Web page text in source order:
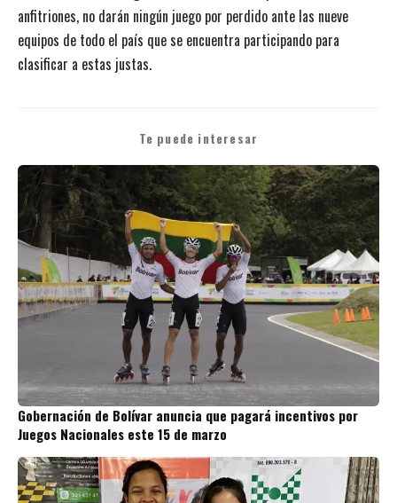
anfitriones, no darán ningún juego por perdido ante las nueve
equipos de todo el país que se encuentra participando para
clasificar a estas justas.
Te puede interesar
Gobernación de Bolívar anuncia que pagará incentivos por
Juegos Nacionales este 15 de marzo